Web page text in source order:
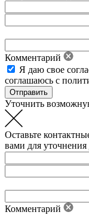
Комментарий
Я даю свое
соглашаюсь с
Уточнить
Оставьте
вами для уточнения
Комментарий